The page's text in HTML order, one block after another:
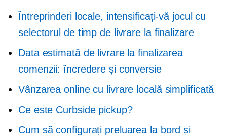
Întreprinderi locale, intensificați-vă jocul cu
selectorul de timp de livrare la finalizare
Data estimată de livrare la finalizarea
comenzii: încredere și conversie
Vânzarea online cu livrare locală simplificată
Ce este Curbside pickup?
Cum să configurați preluarea la bord și